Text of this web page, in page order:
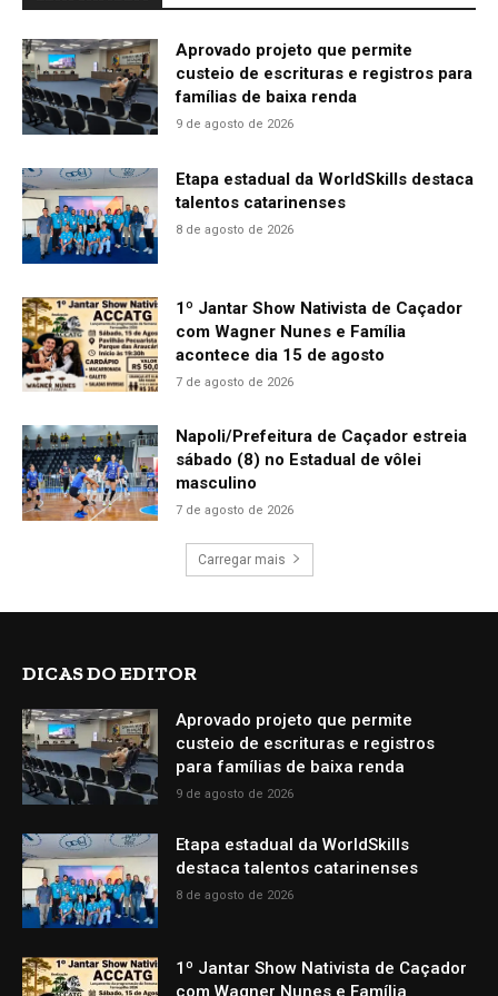
Aprovado projeto que permite
custeio de escrituras e registros para
famílias de baixa renda
9 de agosto de 2026
Etapa estadual da WorldSkills destaca
talentos catarinenses
8 de agosto de 2026
1º Jantar Show Nativista de Caçador
com Wagner Nunes e Família
acontece dia 15 de agosto
7 de agosto de 2026
Napoli/Prefeitura de Caçador estreia
sábado (8) no Estadual de vôlei
masculino
7 de agosto de 2026
Carregar mais
DICAS DO EDITOR
Aprovado projeto que permite
custeio de escrituras e registros
para famílias de baixa renda
9 de agosto de 2026
Etapa estadual da WorldSkills
destaca talentos catarinenses
8 de agosto de 2026
1º Jantar Show Nativista de Caçador
com Wagner Nunes e Família